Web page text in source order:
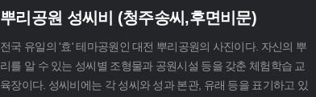
뿌리공원 성씨비 (청주송씨,후면비문)
전국 유일의 '효' 테마공원인 대전 뿌리공원의 사진이다. 자신의 뿌
리를 알 수 있는 성씨별 조형물과 공원시설 등을 갖춘 체험학습 교
육장이다. 성씨비에는 각 성씨와 성과 본관, 유래 등을 표기하고 있